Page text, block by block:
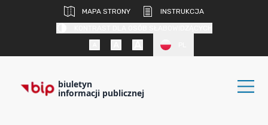
MAPA STRONY
INSTRUKCJA
biuletyn
informacji publicznej